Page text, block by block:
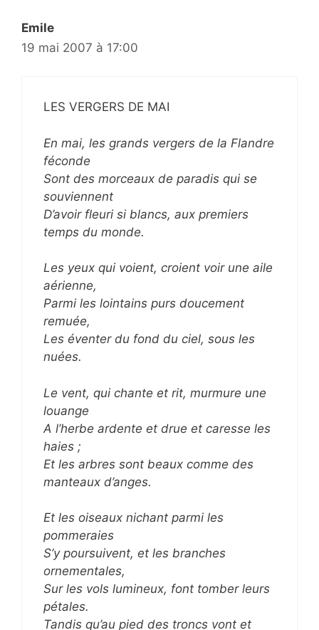
Emile
19 mai 2007 à 17:00
LES VERGERS DE MAI
En mai, les grands vergers de la Flandre
féconde
Sont des morceaux de paradis qui se
souviennent
D’avoir fleuri si blancs, aux premiers
temps du monde.
Les yeux qui voient, croient voir une aile
aérienne,
Parmi les lointains purs doucement
remuée,
Les éventer du fond du ciel, sous les
nuées.
Le vent, qui chante et rit, murmure une
louange
A l’herbe ardente et drue et caresse les
haies ;
Et les arbres sont beaux comme des
manteaux d’anges.
Et les oiseaux nichant parmi les
pommeraies
S’y poursuivent, et les branches
ornementales,
Sur les vols lumineux, font tomber leurs
pétales.
Tandis qu’au pied des troncs vont et